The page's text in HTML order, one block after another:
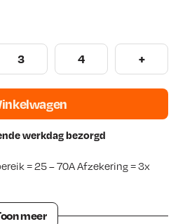
3 4 +
werkdag bezorgd
= 25 – 70A Afzekering = 3x
meer